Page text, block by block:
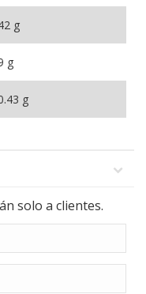
g
g
g
solo a clientes.